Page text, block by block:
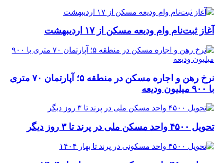
آغاز ثبت‌نام وام ودیعه مسکن از ۱۷ اردیبهشت
نرخ‌ رهن و اجاره مسکن در منطقه ۵؛ آپارتمان ۷۰ متری
با ۹۰۰ میلیون ودیعه
تحویل ۴۵۰۰ واحد مسکن ملی در پرند تا ۳ روز دیگر